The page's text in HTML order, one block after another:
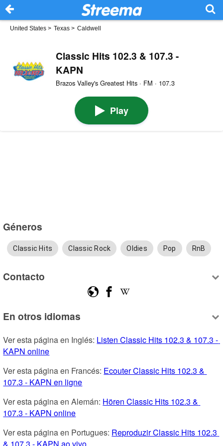
United States > Texas > Caldwell
Classic Hits 102.3 & 107.3 -
KAPN
Brazos Valley's Greatest Hits · FM · 107.3
Play
Géneros
Classic Hits Classic Rock Oldies Pop RnB
Contacto
En otros idiomas
Ver esta página en Inglés: Listen Classic Hits 102.3 & 107.3 -
KAPN online
Ver esta página en Francés: Ecouter Classic Hits 102.3 &
107.3 - KAPN en ligne
Ver esta página en Alemán: Hören Classic Hits 102.3 &
107.3 - KAPN online
Ver esta página en Portugues: Reproduzir Classic Hits 102.3
& 107.3 - KAPN ao vivo